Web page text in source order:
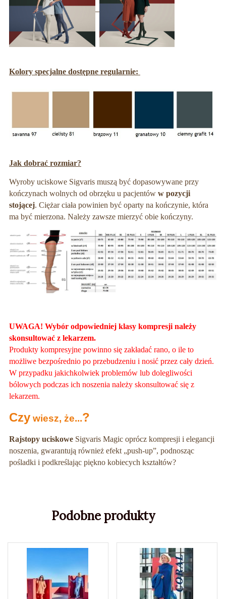
Kolory specjalne dostępne regularnie:
Jak dobrać rozmiar?
Wyroby uciskowe Sigvaris muszą być dopasowywane przy
kończynach wolnych od obrzęku u pacjentów w pozycji
stojącej. Ciężar ciała powinien być oparty na kończynie, która
ma być mierzona. Należy zawsze mierzyć obie kończyny.
UWAGA! Wybór odpowiedniej klasy kompresji należy
skonsultować z lekarzem.
Produkty kompresyjne powinno się zakładać rano, o ile to
możliwe bezpośrednio po przebudzeniu i nosić przez cały dzień.
W przypadku jakichkolwiek problemów lub dolegliwości
bólowych podczas ich noszenia należy skonsultować się z
lekarzem.
Czy wiesz, że...?
Rajstopy uciskowe Sigvaris Magic oprócz kompresji i elegancji
noszenia, gwarantują również efekt „push-up”, podnosząc
pośladki i podkreślając piękno kobiecych kształtów?
Podobne produkty